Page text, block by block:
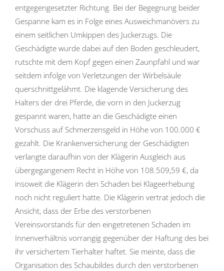
entgegengesetzter Richtung. Bei der Begegnung beider
Gespanne kam es in Folge eines Ausweichmanövers zu
einem seitlichen Umkippen des Juckerzugs. Die
Geschädigte wurde dabei auf den Boden geschleudert,
rutschte mit dem Kopf gegen einen Zaunpfahl und war
seitdem infolge von Verletzungen der Wirbelsäule
querschnittgelähmt. Die klagende Versicherung des
Halters der drei Pferde, die vorn in den Juckerzug
gespannt waren, hatte an die Geschädigte einen
Vorschuss auf Schmerzensgeld in Höhe von 100.000 €
gezahlt. Die Krankenversicherung der Geschädigten
verlangte daraufhin von der Klägerin Ausgleich aus
übergegangenem Recht in Höhe von 108.509,59 €, da
insoweit die Klägerin den Schaden bei Klageerhebung
noch nicht reguliert hatte. Die Klägerin vertrat jedoch die
Ansicht, dass der Erbe des verstorbenen
Vereinsvorstands für den eingetretenen Schaden im
Innenverhältnis vorrangig gegenüber der Haftung des bei
ihr versichertem Tierhalter haftet. Sie meinte, dass die
Organisation des Schaubildes durch den verstorbenen